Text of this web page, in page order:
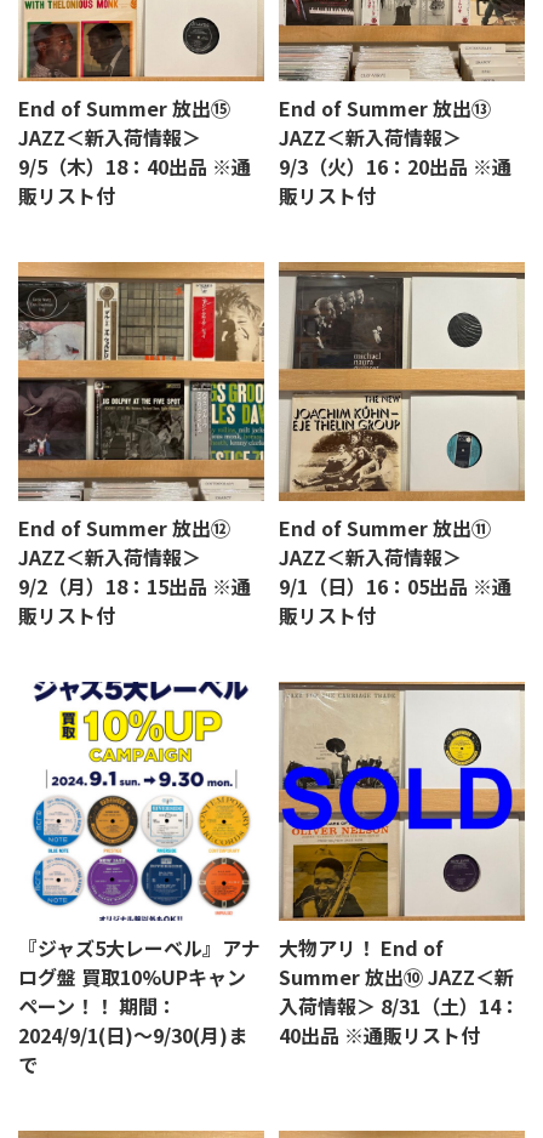
End of Summer 放出⑮
JAZZ＜新入荷情報＞
9/5（木）18：40出品 ※通
販リスト付
End of Summer 放出⑬
JAZZ＜新入荷情報＞
9/3（火）16：20出品 ※通
販リスト付
End of Summer 放出⑫
JAZZ＜新入荷情報＞
9/2（月）18：15出品 ※通
販リスト付
End of Summer 放出⑪
JAZZ＜新入荷情報＞
9/1（日）16：05出品 ※通
販リスト付
『ジャズ5大レーベル』アナ
ログ盤 買取10%UPキャン
ペーン！！ 期間：
2024/9/1(日)～9/30(月)ま
で
大物アリ！ End of
Summer 放出⑩ JAZZ＜新
入荷情報＞ 8/31（土）14：
40出品 ※通販リスト付